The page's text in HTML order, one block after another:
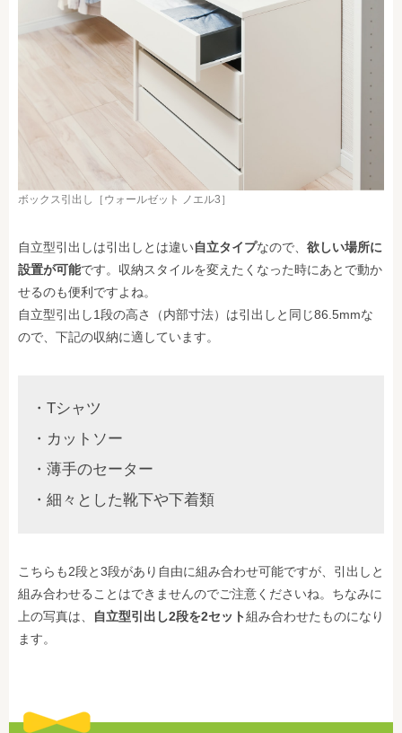
ボックス引出し［ウォールゼット ノエル3］
自立型引出しは引出しとは違い自立タイプなので、 欲しい場所に
設置が可能です。収納スタイルを変えたくなった時にあとで動か
せるのも便利ですよね。
自立型引出し1段の高さ（内部寸法）は引出しと同じ86.5mmな
ので、下記の収納に適しています。
・Tシャツ
・カットソー
・薄手のセーター
・細々とした靴下や下着類
こちらも2段と3段があり自由に組み合わせ可能ですが、引出しと
組み合わせることはできませんのでご注意くださいね。ちなみに
上の写真は、
自立型引出し2段を2セット組み合わせたものになり
ます。